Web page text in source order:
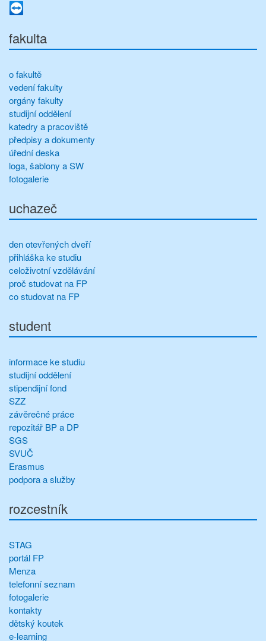
fakulta
o fakultě
vedení fakulty
orgány fakulty
studijní oddělení
katedry a pracoviště
předpisy a dokumenty
úřední deska
loga, šablony a SW
fotogalerie
uchazeč
den otevřených dveří
přihláška ke studiu
celoživotní vzdělávání
proč studovat na FP
co studovat na FP
student
informace ke studiu
studijní oddělení
stipendijní fond
SZZ
závěrečné práce
repozitář BP a DP
SGS
SVUČ
Erasmus
podpora a služby
rozcestník
STAG
portál FP
Menza
telefonní seznam
fotogalerie
kontakty
dětský koutek
e-learning